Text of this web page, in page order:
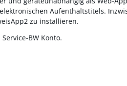
Aufenthaltstitels.
zu installieren.
BW Konto.